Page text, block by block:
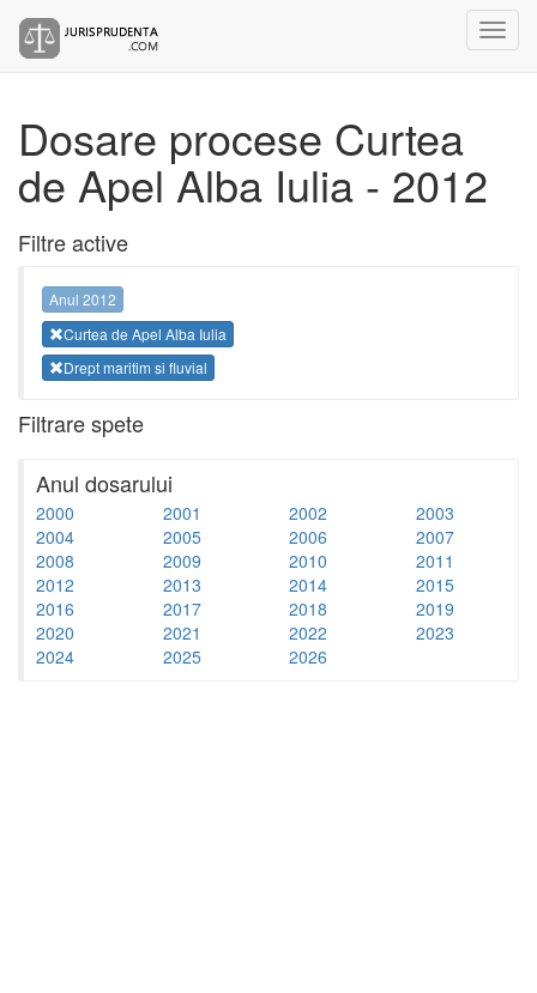
Dosare procese Curtea
de Apel Alba Iulia - 2012
Filtre active
Anul 2012
Curtea de Apel Alba Iulia
Drept maritim si fluvial
Filtrare spete
Anul dosarului
2000 2001 2002
2003
2004
2005 2006
2007
2008
2009 2010
2011
2012
2013 2014
2015
2016
2017 2018
2019
2020
2021 2022
2023
2024
2025 2026